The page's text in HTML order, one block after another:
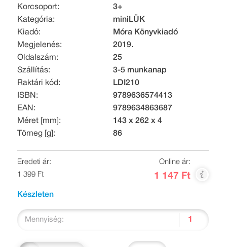
Korcsoport:
3+
Kategória:
miniLÜK
Kiadó:
Móra Könyvkiadó
Megjelenés:
2019.
Oldalszám:
25
Szállítás:
3-5 munkanap
Raktári kód:
LDI210
ISBN:
9789636574413
EAN:
9789634863687
Méret [mm]:
143 x 262 x 4
Tömeg [g]:
86
Eredeti ár:
1 399 Ft
Online ár:
1 147 Ft
Készleten
Mennyiség: